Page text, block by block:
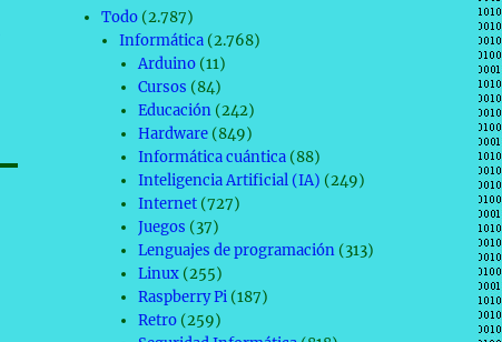
Todo (2.787)
Informática (2.768)
Arduino(11)
Cursos (84)
Educación(242)
Hardware(849)
Informática cuántica(88)
Inteligencia Artificial (IA) (249)
Internet(727)
Juegos (37)
Lenguajes de programación(313)
Linux(255)
Raspberry Pi(187)
Retro(259)